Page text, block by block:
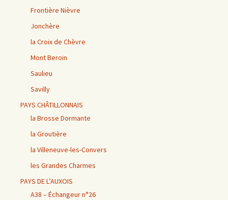
Frontière Nièvre
Jonchère
la Croix de Chèvre
Mont Beroin
Saulieu
Savilly
PAYS CHÂTILLONNAIS
la Brosse Dormante
la Groutière
la Villeneuve-les-Convers
les Grandes Charmes
PAYS DE L’AUXOIS
A38 – Échangeur n°26